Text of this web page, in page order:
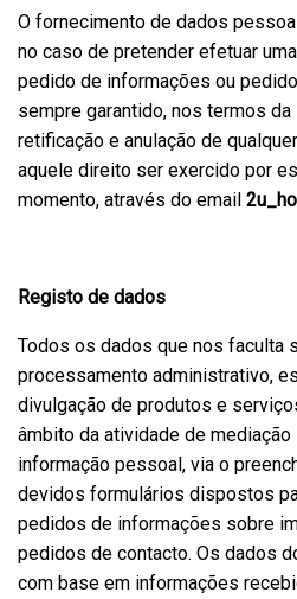
O fornecimento de dados
no caso de pretender efetuar
pedido de informações ou
sempre garantido, nos termos
retificação e anulação de
aquele direito ser exercido por
momento, através do email
Registo de dados
Todos os dados que nos faculta
processamento administrativo,
divulgação de produtos e
âmbito da atividade de
informação pessoal, via o
devidos formulários dispostos
pedidos de informações sobre
pedidos de contacto. Os dados
com base em informações